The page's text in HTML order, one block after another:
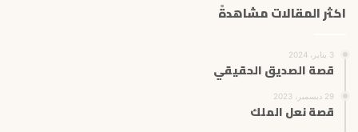
اكثر المقالات مشاهدةً
3 يناير، 2024
قصة الصديق الحقيقي
29 ديسمبر، 2023
قصة نعل الملك